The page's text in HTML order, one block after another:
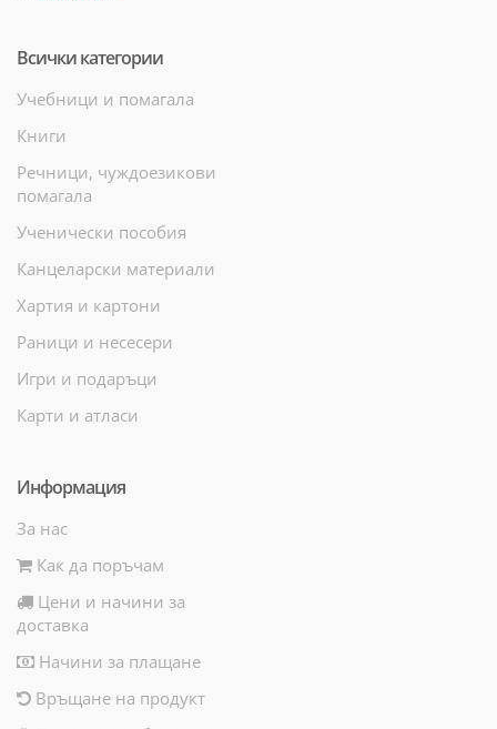
Всички категории
Учебници и помагала
Книги
Речници, чуждоезикови
помагала
Ученически пособия
Канцеларски материали
Хартия и картони
Раници и несесери
Игри и подаръци
Карти и атласи
Информация
За нас
Как да поръчам
Цени и начини за
доставка
Начини за плащане
Връщане на продукт